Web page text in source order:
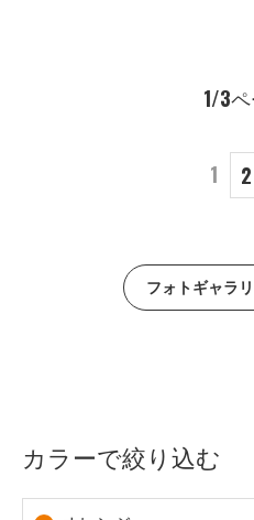
1/3
1 2
フォトギャラ
カラーで絞り込む